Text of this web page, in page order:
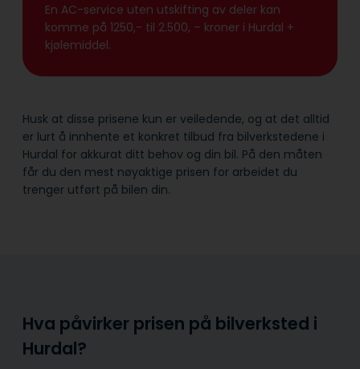
En AC-service uten utskifting av deler kan
komme på 1250,- til 2.500, – kroner i Hurdal +
kjølemiddel.
Husk at disse prisene kun er veiledende, og at det alltid
er lurt å innhente et konkret tilbud fra bilverkstedene i
Hurdal for akkurat ditt behov og din bil. På den måten
får du den mest nøyaktige prisen for arbeidet du
trenger utført på bilen din.
Hva påvirker prisen på bilverksted i
Hurdal?